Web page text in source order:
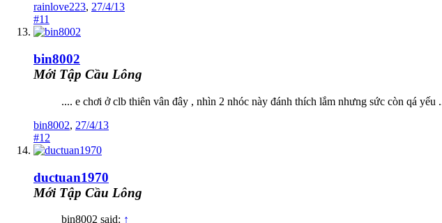
rainlove223, 27/4/13
#11
bin8002
Mới Tập Cầu Lông
.... e chơi ở clb thiên vân đây , nhìn 2 nhóc này đánh thích lắm nhưng sức còn qá
bin8002, 27/4/13
#12
ductuan1970
Mới Tập Cầu Lông
bin8002 said: ↑